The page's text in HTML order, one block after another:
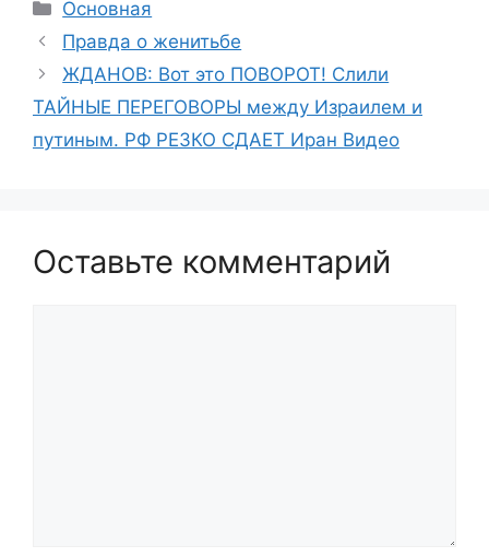
Основная
Правда о женитьбе
ЖДАНОВ: Вот это ПОВОРОТ! Слили
ТАЙНЫЕ ПЕРЕГОВОРЫ между Израилем и
путиным. РФ РЕЗКО СДАЕТ Иран Видео
Оставьте комментарий